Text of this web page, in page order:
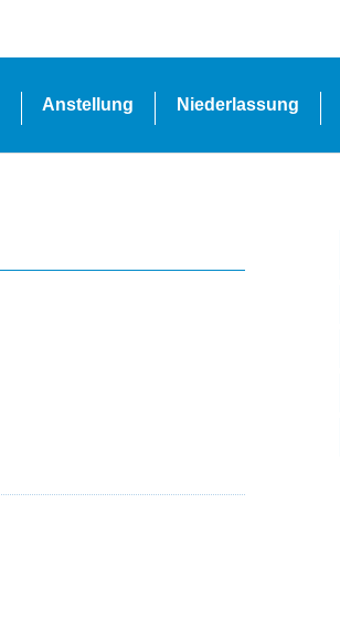
Anstellung Niederlassung